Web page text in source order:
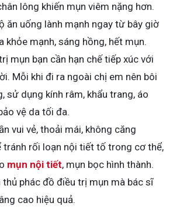
lông khiến mụn viêm nặng hơn.
ăn uống lành mạnh ngay từ bây giờ
khỏe mạnh, sáng hồng, hết mụn.
mụn bạn cần hạn chế tiếp xúc với
Mỗi khi đi ra ngoài chị em nên bôi
sử dụng kính râm, khẩu trang, áo
vệ da tối đa.
vui vẻ, thoải mái, không căng
tránh rối loạn nội tiết tố trong cơ thể,
mụn nội tiết, mụn bọc hình thành.
thủ phác đồ điều trị mụn mà bác sĩ
cao hiệu quả.